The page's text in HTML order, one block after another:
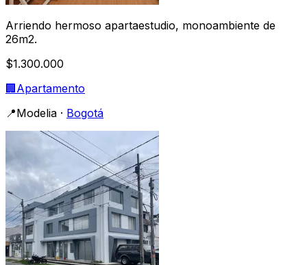
Arriendo hermoso apartaestudio, monoambiente de
26m2.
$1.300.000
🏢 Apartamento
📍Modelia · Bogotá